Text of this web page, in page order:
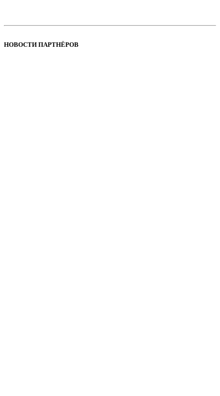
НОВОСТИ ПАРТНЁРОВ